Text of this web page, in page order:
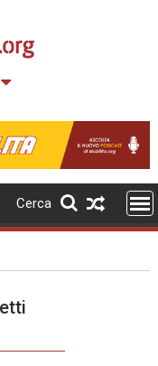
Cerca